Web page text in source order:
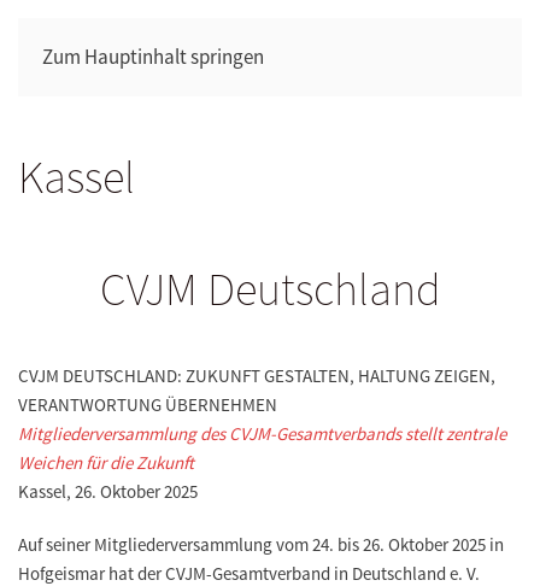
Zum Hauptinhalt springen
Kassel
CVJM Deutschland
CVJM DEUTSCHLAND: ZUKUNFT GESTALTEN, HALTUNG ZEIGEN,
VERANTWORTUNG ÜBERNEHMEN
Mitgliederversammlung des CVJM-Gesamtverbands stellt zentrale
Weichen für die Zukunft
Kassel, 26. Oktober 2025
Auf seiner Mitgliederversammlung vom 24. bis 26. Oktober 2025 in
Hofgeismar hat der CVJM-Gesamtverband in Deutschland e. V.